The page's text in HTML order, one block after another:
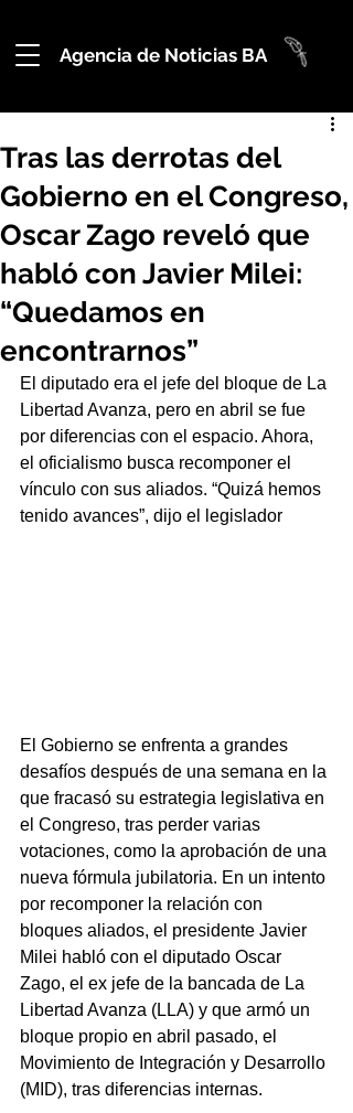
Agencia de Noticias BA
Tras las derrotas del
Gobierno en el Congreso,
Oscar Zago reveló que
habló con Javier Milei:
“Quedamos en
encontrarnos”
El diputado era el jefe del bloque de La
Libertad Avanza, pero en abril se fue
por diferencias con el espacio. Ahora,
el oficialismo busca recomponer el
vínculo con sus aliados. “Quizá hemos
tenido avances”, dijo el legislador
El Gobierno se enfrenta a grandes
desafíos después de una semana en la
que fracasó su estrategia legislativa en
el Congreso, tras perder varias
votaciones, como la aprobación de una
nueva fórmula jubilatoria. En un intento
por recomponer la relación con
bloques aliados, el presidente Javier
Milei habló con el diputado Oscar
Zago, el ex jefe de la bancada de La
Libertad Avanza (LLA) y que armó un
bloque propio en abril pasado, el
Movimiento de Integración y Desarrollo
(MID), tras diferencias internas.